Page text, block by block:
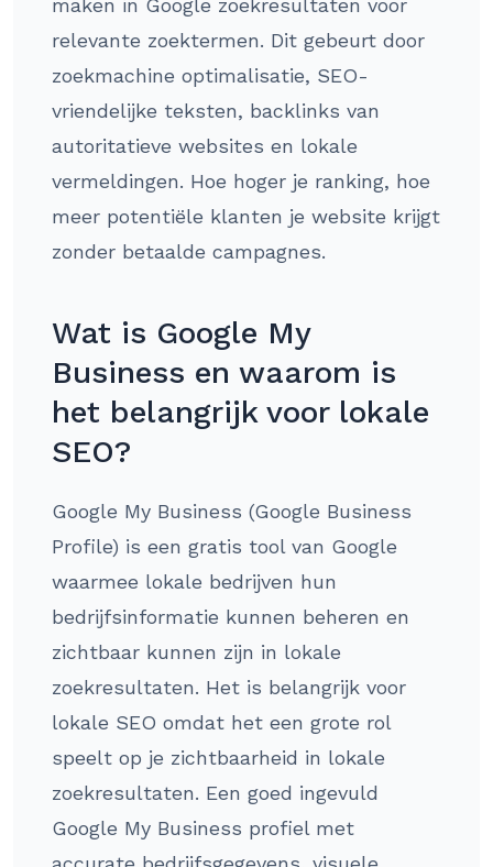
maken in Google zoekresultaten voor
relevante zoektermen. Dit gebeurt door
zoekmachine optimalisatie, SEO-
vriendelijke teksten, backlinks van
autoritatieve websites en lokale
vermeldingen. Hoe hoger je ranking, hoe
meer potentiële klanten je website krijgt
zonder betaalde campagnes.
Wat is Google My
Business en waarom is
het belangrijk voor lokale
SEO?
Google My Business (Google Business
Profile) is een gratis tool van Google
waarmee lokale bedrijven hun
bedrijfsinformatie kunnen beheren en
zichtbaar kunnen zijn in lokale
zoekresultaten. Het is belangrijk voor
lokale SEO omdat het een grote rol
speelt op je zichtbaarheid in lokale
zoekresultaten. Een goed ingevuld
Google My Business profiel met